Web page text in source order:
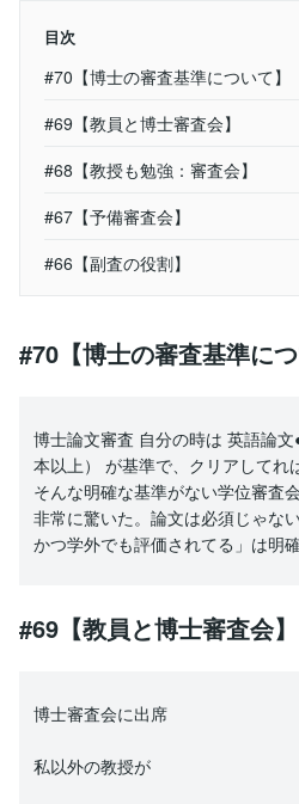
目次
#70【博士の審査基準について】
#69【教員と博士審査会】
#68【教授も勉強：審査会】
#67【予備審査会】
#66【副査の役割】
#70【博士の審査基準につ
博士論文審査 自分の時は 英語論
本以上） が基準で、クリアしてれ
そんな明確な基準がない学位審査
非常に驚いた。論文は必須じゃな
かつ学外でも評価されてる」は明
#69【教員と博士審査会】
博士審査会に出席
私以外の教授が